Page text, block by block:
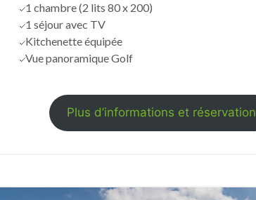
1 chambre (2 lits 80 x 200)
1 séjour avec TV
Kitchenette équipée
Vue panoramique Golf
Plus d’informations et réservation